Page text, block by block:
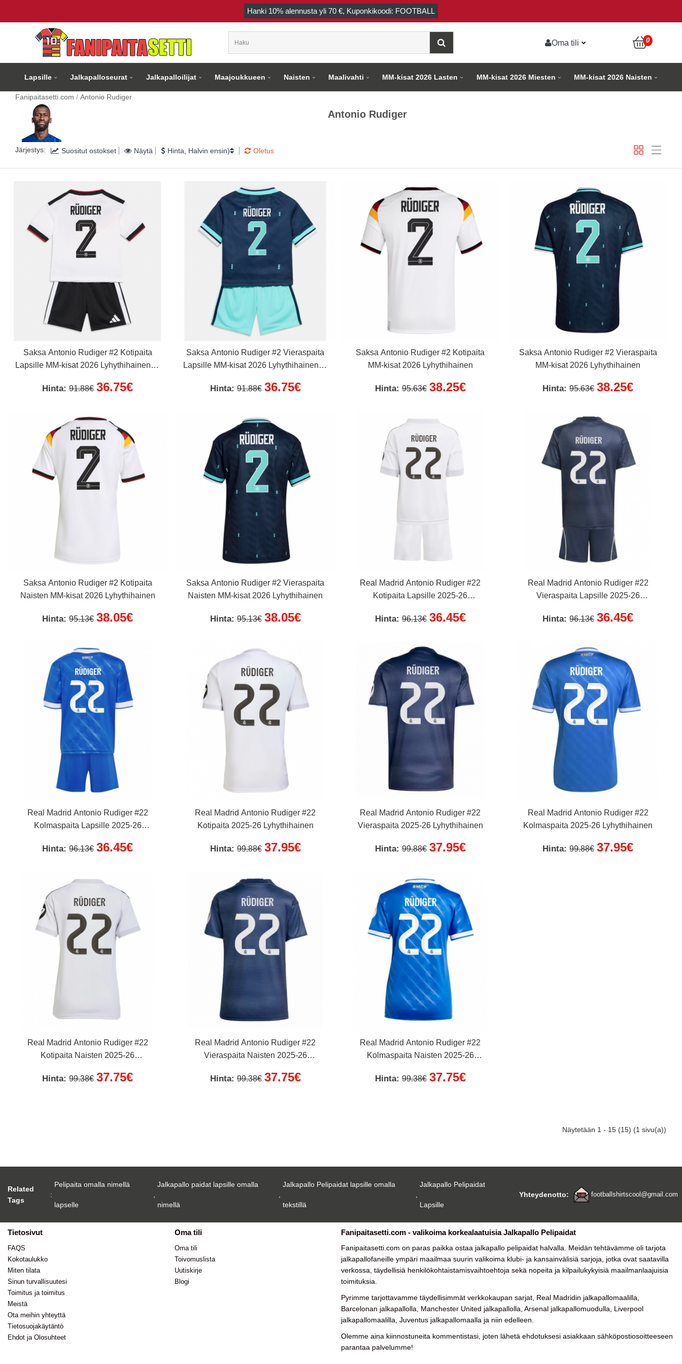
Hanki 10% alennusta yli 70 €, Kuponkikoodi: FOOTBALL
Oma tili 0
Lapsille Jalkapalloseurat Jalkapalloilijat Maajoukkueen Naisten Maalivahti MM-kisat 2026 Lasten MM-kisat 2026 Miesten MM-kisat 2026 Naisten
Fanipaitasetti.com Antonio Rudiger
Antonio Rudiger
Järjestys: Suositut ostokset Näytä Hinta, Halvin ensin) Oletus
Saksa Antonio Rudiger #2 Kotipaita
Lapsille MM-kisat 2026 Lyhythihainen (+
Hinta:91.88€ 36.75€
Saksa Antonio Rudiger #2 Vieraspaita
Lapsille MM-kisat 2026 Lyhythihainen (+
Hinta:91.88€ 36.75€
Saksa Antonio Rudiger #2 Kotipaita
MM-kisat 2026 Lyhythihainen
Hinta: 95.63€ 38.25€
Saksa Antonio Rudiger #2 Vieraspaita
MM-kisat 2026 Lyhythihainen
Hinta:95.63€ 38.25€
Saksa Antonio Rudiger #2 Kotipaita
Naisten MM-kisat 2026 Lyhythihainen
Hinta:95.13€ 38.05€
Saksa Antonio Rudiger #2 Vieraspaita
Naisten MM-kisat 2026 Lyhythihainen
Hinta:95.13€ 38.05€
Real Madrid Antonio Rudiger #22
Kotipaita Lapsille 2025-26
Hinta: 96.13€ 36.45€
Real Madrid Antonio Rudiger #22
Vieraspaita Lapsille 2025-26
Hinta:96.13€ 36.45€
Real Madrid Antonio Rudiger #22
Kolmaspaita Lapsille 2025-26
Hinta:96.13€ 36.45€
Real Madrid Antonio Rudiger #22
Kotipaita 2025-26 Lyhythihainen
Hinta:99.88€ 37.95€
Real Madrid Antonio Rudiger #22
Vieraspaita 2025-26 Lyhythihainen
Hinta: 99.88€ 37.95€
Real Madrid Antonio Rudiger #22
Kolmaspaita 2025-26 Lyhythihainen
Hinta:99.88€ 37.95€
Real Madrid Antonio Rudiger #22
Kotipaita Naisten 2025-26
Hinta:99.38€ 37.75€
Real Madrid Antonio Rudiger #22
Vieraspaita Naisten 2025-26
Hinta:99.38€ 37.75€
Real Madrid Antonio Rudiger #22
Kolmaspaita Naisten 2025-26
Hinta: 99.38€ 37.75€
Näytetään 1 - 15 (15) (1 sivu(a))
Related
Tags
:
Pelipaita omalla nimellä
lapselle
,
Jalkapallo paidat lapsille omalla
nimellä
,
Jalkapallo Pelipaidat lapsille omalla
tekstillä
,
Jalkapallo Pelipaidat
Lapsille
Yhteydenotto: footballshirtscool@gmail.com
Tietosivut
FAQS
Kokotaulukko
Miten tilata
Sinun turvallisuutesi
Toimitus ja toimitus
Meistä
Ota meihin yhteyttä
Tietosuojakäytäntö
Ehdot ja Olosuhteet
Oma tili
Oma tili
Toivomuslista
Uutiskirje
Blogi
Fanipaitasetti.com - valikoima korkealaatuisia Jalkapallo Pelipaidat
Fanipaitasetti.com on paras paikka ostaa jalkapallo pelipaidat halvalla. Meidän tehtävämme oli tarjota
jalkapallofaneille ympäri maailmaa suurin valikoima klubi- ja kansainvälisiä sarjoja, jotka ovat saatavilla
verkossa, täydellisiä henkilökohtaistamisvaihtoehtoja sekä nopeita ja kilpailukykyisiä maailmanlaajuisia
toimituksia.
Pyrimme tarjottavamme täydellisimmät verkkokaupan sarjat, Real Madridin jalkapallomaalilla,
Barcelonan jalkapallolla, Manchester United jalkapallolla, Arsenal jalkapallomuodulla, Liverpool
jalkapallomaalilla, Juventus jalkapallomaalla ja niin edelleen.
Olemme aina kiinnostuneita kommentistasi, joten lähetä ehdotuksesi asiakkaan sähköpostiosoitteeseen
parantaa palvelumme!